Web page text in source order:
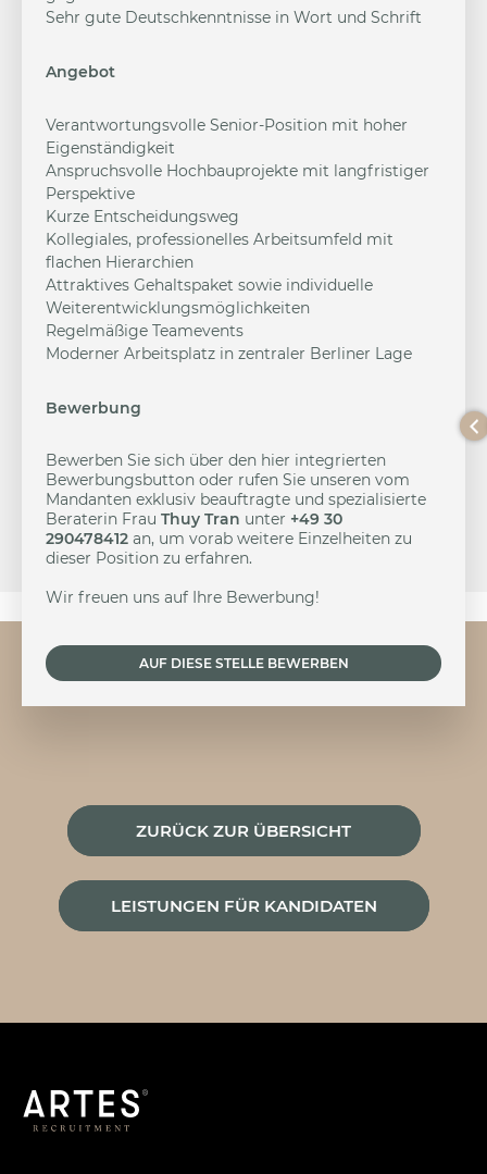
Sehr gute Deutschkenntnisse in Wort und Schrift
Angebot
Verantwortungsvolle Senior-Position mit hoher
Eigenständigkeit
Anspruchsvolle Hochbauprojekte mit langfristiger
Perspektive
Kurze Entscheidungsweg
Kollegiales, professionelles Arbeitsumfeld mit
flachen Hierarchien
Attraktives Gehaltspaket sowie individuelle
Weiterentwicklungsmöglichkeiten
Regelmäßige Teamevents
Moderner Arbeitsplatz in zentraler Berliner Lage
Bewerbung
Bewerben Sie sich über den hier integrierten
Bewerbungsbutton oder rufen Sie unseren vom
Mandanten exklusiv beauftragte und spezialisierte
Beraterin Frau Thuy Tran unter +49 30
290478412 an, um vorab weitere Einzelheiten zu
dieser Position zu erfahren.
Wir freuen uns auf Ihre Bewerbung!
AUF DIESE STELLE BEWERBEN
ZURÜCK ZUR ÜBERSICHT
LEISTUNGEN FÜR KANDIDATEN